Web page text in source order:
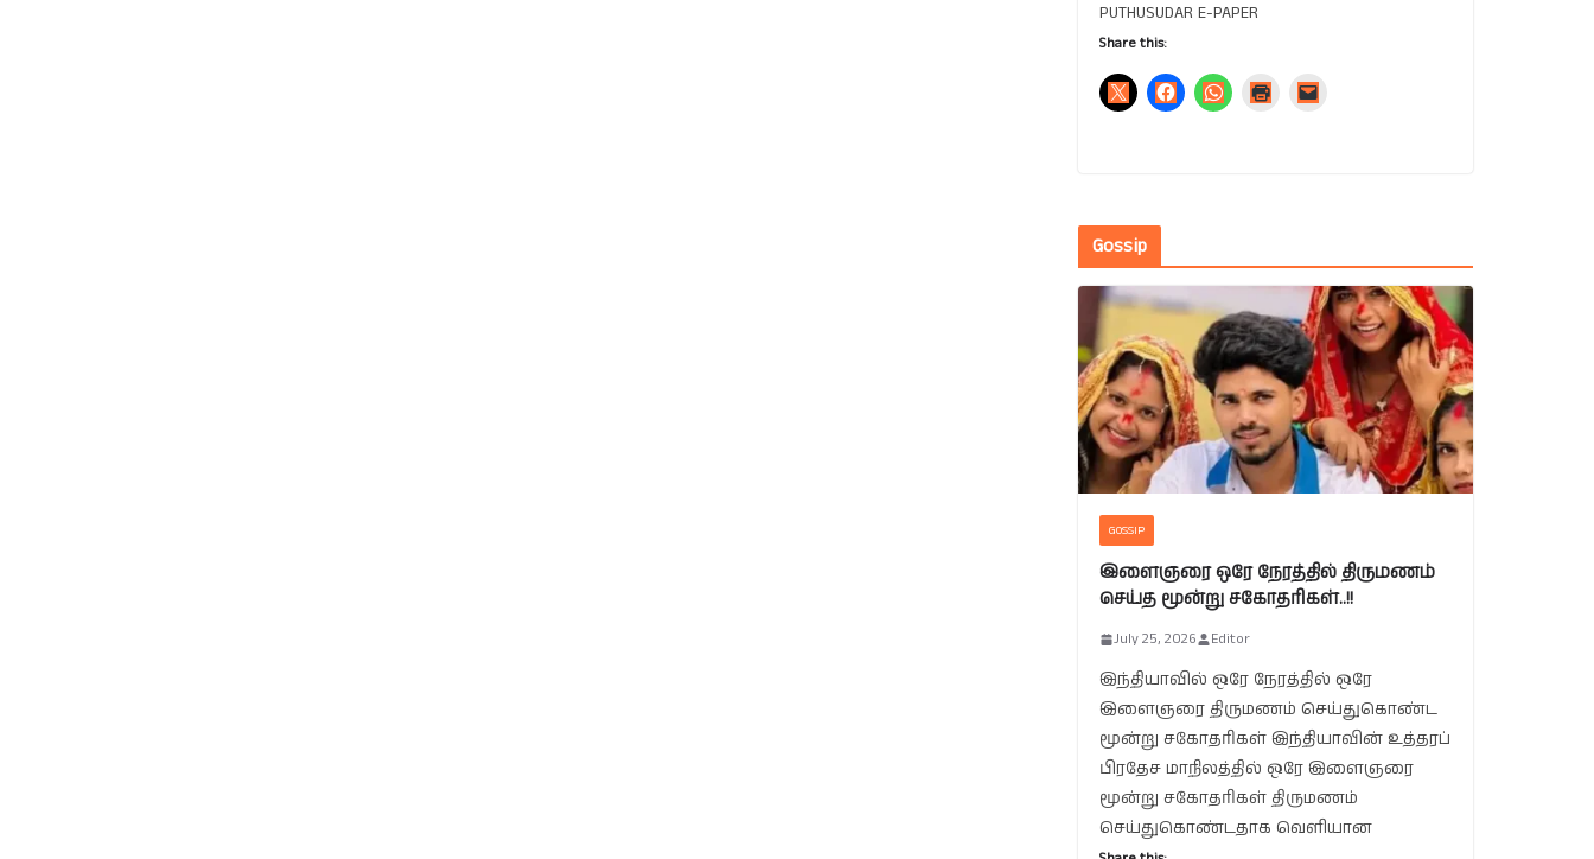
PUTHUSUDAR E-PAPER
Share this:
Gossip
GOSSIP
இளைஞரை ஒரே நேரத்தில் திருமணம்
செய்த மூன்று சகோதரிகள்..!!
July 25, 2026 Editor
இந்தியாவில் ஒரே நேரத்தில் ஒரே
இளைஞரை திருமணம் செய்துகொண்ட
மூன்று சகோதரிகள் இந்தியாவின் உத்தரப்
பிரதேச மாநிலத்தில் ஒரே இளைஞரை
மூன்று சகோதரிகள் திருமணம்
செய்துகொண்டதாக வெளியான